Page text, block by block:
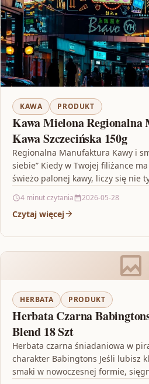
KAWA PRODUKT
Kawa Mielona
Kawa Szczecińska 150g
Regionalna Manufaktura Kawy i
siebie” Kiedy w Twojej filiżance
świeżo palonej kawy, liczy się nie
4 minut czytania 2026-05-28
Czytaj więcej
HERBATA PRODUKT
Herbata Czarna
Blend 18 Szt
Herbata czarna śniadaniowa w
charakter Babingtons Jeśli lubisz
smaki w nowoczesnej formie,